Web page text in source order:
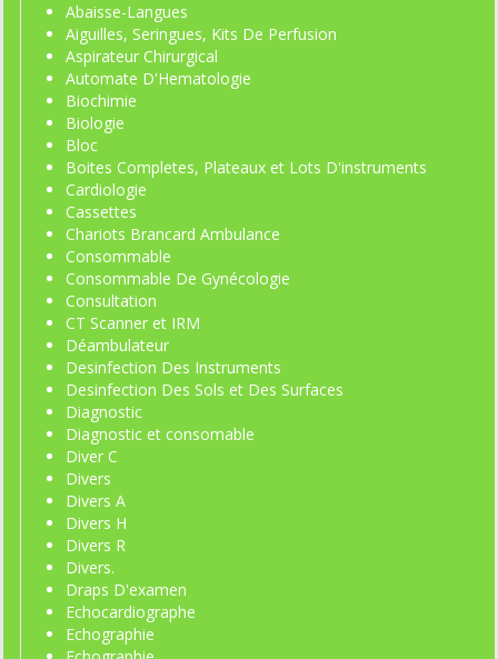
Abaisse-Langues
Aiguilles, Seringues, Kits De Perfusion
Aspirateur Chirurgical
Automate D'Hematologie
Biochimie
Biologie
Bloc
Boites Completes, Plateaux et Lots D'instruments
Cardiologie
Cassettes
Chariots Brancard Ambulance
Consommable
Consommable De Gynécologie
Consultation
CT Scanner et IRM
Déambulateur
Desinfection Des Instruments
Desinfection Des Sols et Des Surfaces
Diagnostic
Diagnostic et consomable
Diver C
Divers
Divers A
Divers H
Divers R
Divers.
Draps D'examen
Echocardiographe
Echographie